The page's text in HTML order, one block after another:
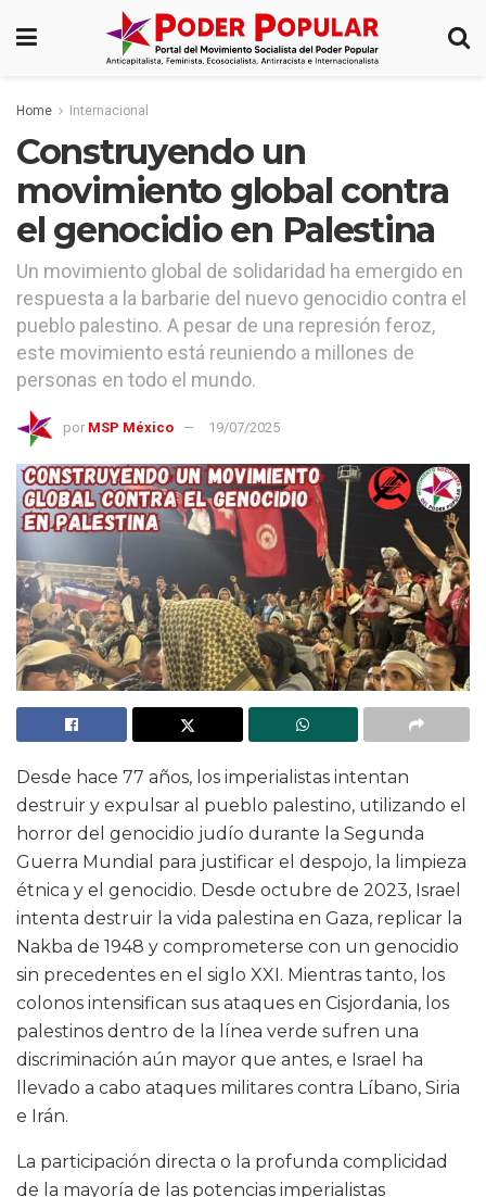
Home Internacional
Construyendo un
movimiento global contra
el genocidio en Palestina
Un movimiento global de solidaridad ha emergido en
respuesta a la barbarie del nuevo genocidio contra el
pueblo palestino. A pesar de una represión feroz,
este movimiento está reuniendo a millones de
personas en todo el mundo.
por MSP México 19/07/2025
Desde hace 77 años, los imperialistas intentan
destruir y expulsar al pueblo palestino, utilizando el
horror del genocidio judío durante la Segunda
Guerra Mundial para justificar el despojo, la limpieza
étnica y el genocidio. Desde octubre de 2023, Israel
intenta destruir la vida palestina en Gaza, replicar la
Nakba de 1948 y comprometerse con un genocidio
sin precedentes en el siglo XXI. Mientras tanto, los
colonos intensifican sus ataques en Cisjordania, los
palestinos dentro de la línea verde sufren una
discriminación aún mayor que antes, e Israel ha
llevado a cabo ataques militares contra Líbano, Siria
e Irán.
La participación directa o la profunda complicidad
de la mayoría de las potencias imperialistas